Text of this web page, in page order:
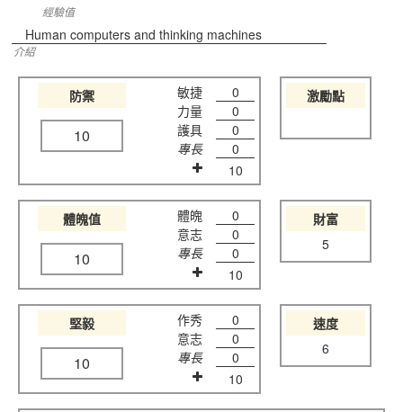
經驗值
Human computers and thinking machines
介紹
防禦
10
敏捷
0
力量
0
護具
0
專長
0
10
激勵點
體魄值
10
體魄
0
意志
0
專長
0
10
財富
5
堅毅
10
作秀
0
意志
0
專長
0
10
速度
6